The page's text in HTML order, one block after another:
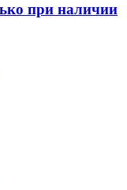
при наличии